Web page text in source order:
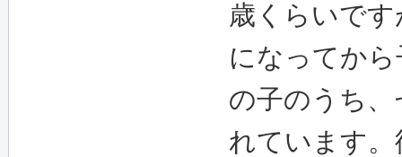
歳くらいで
になってか
の子のうち
れています